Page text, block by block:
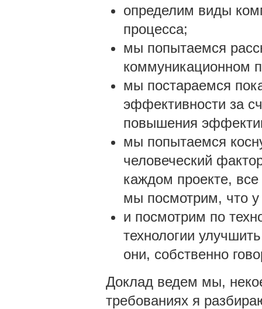
определим виды
процесса;
мы попытаемся
коммуникационном
мы постараемся
эффективности за
повышения
мы попытаемся
человеческий
каждом проекте,
мы посмотрим, что у
и посмотрим по
технологии
они, собственно
Доклад ведем мы,
требованиях я